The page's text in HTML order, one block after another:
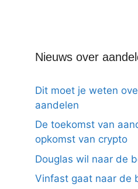
Nieuws over
Dit moet je weten
aandelen
De toekomst van
opkomst van crypto
Douglas wil naar de
Vinfast gaat naar de